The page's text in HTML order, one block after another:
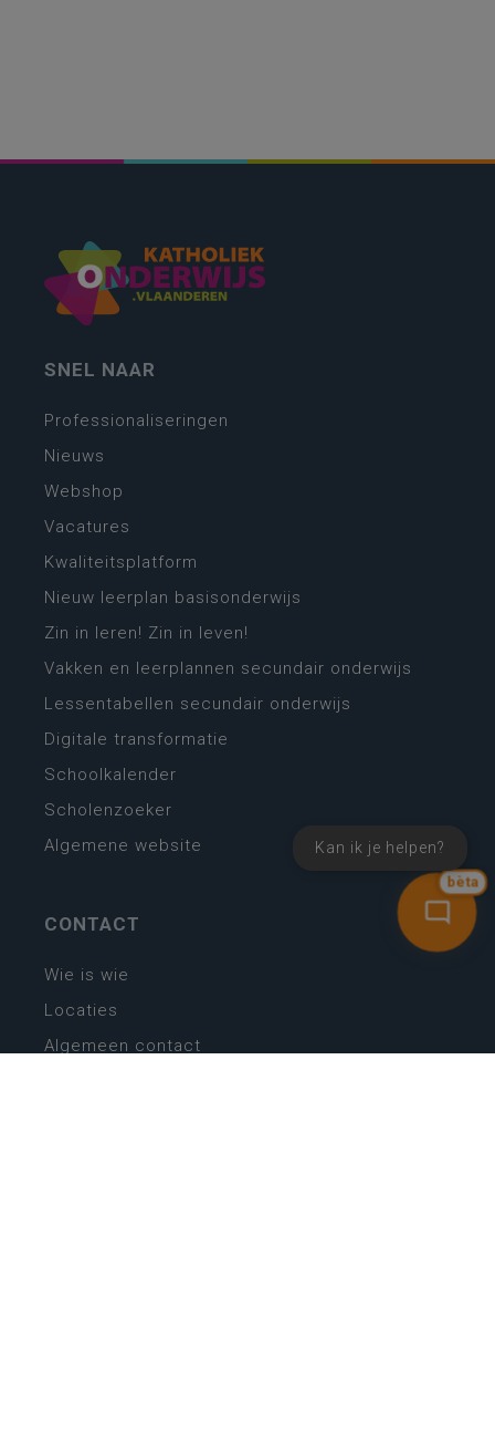
bèta
Kan ik je helpen?
SNEL NAAR
Professionaliseringen
Nieuws
Webshop
Vacatures
Kwaliteitsplatform
Nieuw leerplan basisonderwijs
Zin in leren! Zin in leven!
Vakken en leerplannen secundair onderwijs
Lessentabellen secundair onderwijs
Digitale transformatie
Schoolkalender
Scholenzoeker
Algemene website
CONTACT
Wie is wie
Locaties
Algemeen contact